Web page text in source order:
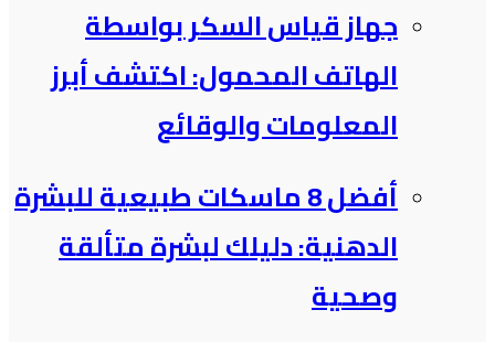
جهاز قياس السكر بواسطة
الهاتف المحمول: اكتشف أبرز
المعلومات والوقائع
أفضل 8 ماسكات طبيعية للبشرة
الدهنية: دليلك لبشرة متألقة
وصحية